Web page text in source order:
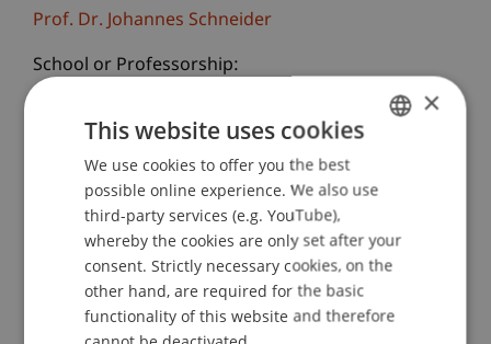
Prof. Dr. Johannes Schneider
School or Professorship:
Agenten dienen als virtuelle Mitarbeiter zur
Unterstützung und Ausführung diverser
komplexer Prozesse. Generative KI wie ChatGPT
kann immer mehr einfachere Aufgaben, immer
besser erledigen. Deshalb sollten Sie die Chancen
und Möglichkeiten der KI verstehen und nutzen,
aber auch ihre Risiken berücksichtigen. In diesem
ENGLISH
×
This website uses cookies
We use cookies to offer you the best
possible online experience. We also use
third-party services (e.g. YouTube),
whereby the cookies are only set after your
consent. Strictly necessary cookies, on the
other hand, are required for the basic
functionality of this website and therefore